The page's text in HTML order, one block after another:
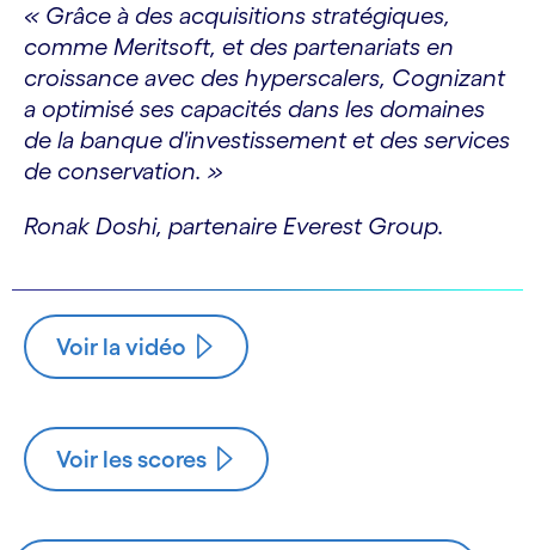
« Grâce à des acquisitions stratégiques,
comme Meritsoft, et des partenariats en
croissance avec des hyperscalers, Cognizant
a optimisé ses capacités dans les domaines
de la banque d'investissement et des services
de conservation. »
Ronak Doshi, partenaire Everest Group.
Voir la vidéo
Voir les scores